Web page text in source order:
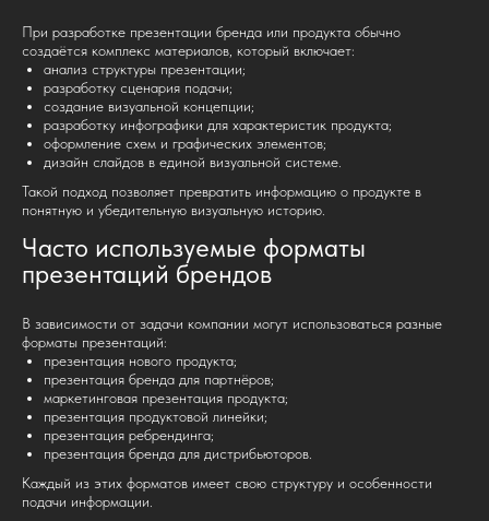
При разработке презентации бренда или продукта обычно
создаётся комплекс материалов, который включает:
анализ структуры презентации;
разработку сценария подачи;
создание визуальной концепции;
разработку инфографики для характеристик продукта;
оформление схем и графических элементов;
дизайн слайдов в единой визуальной системе.
Такой подход позволяет превратить информацию о продукте в
понятную и убедительную визуальную историю.
Часто используемые форматы
презентаций брендов
В зависимости от задачи компании могут использоваться разные
форматы презентаций:
презентация нового продукта;
презентация бренда для партнёров;
маркетинговая презентация продукта;
презентация продуктовой линейки;
презентация ребрендинга;
презентация бренда для дистрибьюторов.
Каждый из этих форматов имеет свою структуру и особенности
подачи информации.